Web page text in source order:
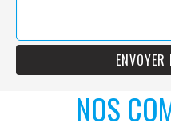
NOS